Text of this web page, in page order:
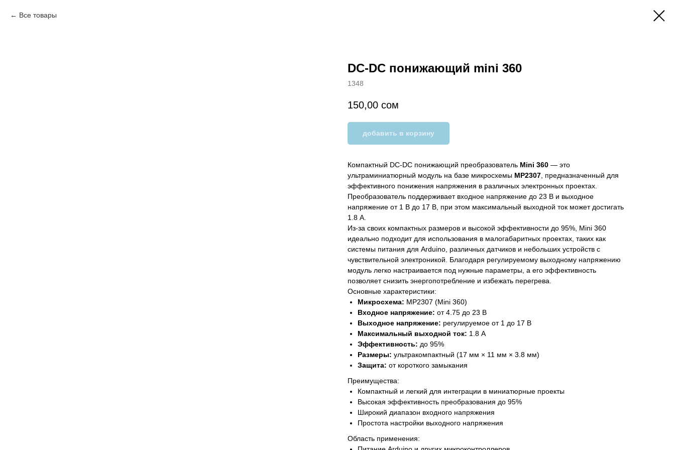
Все товары
DC-DC понижающий mini 360
1348
150,00 сом
добавить в корзину
Компактный DC-DC понижающий преобразователь Mini 360 — это
ультраминиатюрный модуль на базе микросхемы MP2307, предназначенный для
эффективного понижения напряжения в различных электронных проектах.
Преобразователь поддерживает входное напряжение до 23 В и выходное
напряжение от 1 В до 17 В, при этом максимальный выходной ток может достигать
1.8 А.
Из-за своих компактных размеров и высокой эффективности до 95%, Mini 360
идеально подходит для использования в малогабаритных проектах, таких как
системы питания для Arduino, различных датчиков и небольших устройств с
чувствительной электроникой. Благодаря регулируемому выходному напряжению
модуль легко настраивается под нужные параметры, а его эффективность
позволяет снизить энергопотребление и избежать перегрева.
Основные характеристики:
Микросхема: MP2307 (Mini 360)
Входное напряжение: от 4.75 до 23 В
Выходное напряжение: регулируемое от 1 до 17 В
Максимальный выходной ток: 1.8 А
Эффективность: до 95%
Размеры: ультракомпактный (17 мм × 11 мм × 3.8 мм)
Защита: от короткого замыкания
Преимущества:
Компактный и легкий для интеграции в миниатюрные проекты
Высокая эффективность преобразования до 95%
Широкий диапазон входного напряжения
Простота настройки выходного напряжения
Область применения: